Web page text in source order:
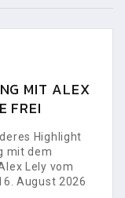
MIT ALEX
FREI
Highlight
mit dem
Lely vom
August 2026